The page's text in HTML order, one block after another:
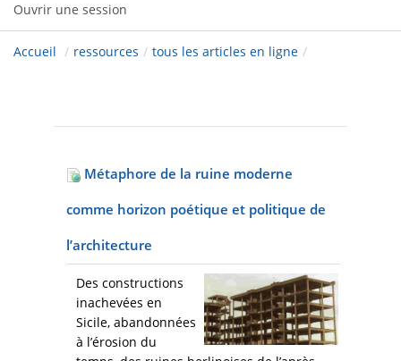
Ouvrir une session
Accueil / ressources / tous les articles en ligne /
Métaphore de la ruine moderne
comme horizon poétique et politique de
l’architecture
Des constructions
inachevées en
Sicile, abandonnées
à l’érosion du